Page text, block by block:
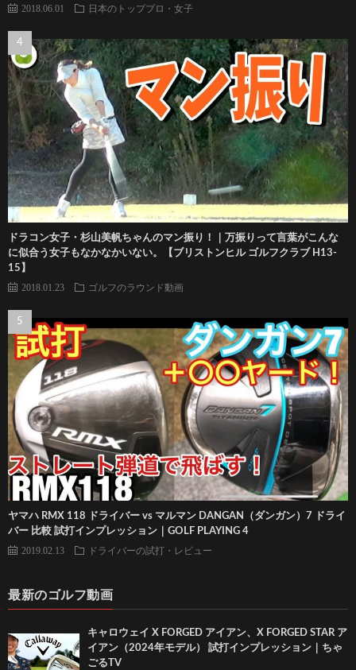
2018.06.01 日本のトッププロ・女子
ドラコン女子・杉山美帆ちゃんのマン振り！｜万振りって言葉がこんな
に似合う女子もなかなかいない。【ブリストンヒル ゴルフクラブ H13-
15】
2018.01.23 ゴルフのラウンド動画
ヤマハ RMX 118 ドライバー vs マルマン DANGAN（ダンガン）7 ドライ
バー 比較 試打インプレッション｜GOLF PLAYING 4
2019.02.13 ドライバーの試打・レビュー
最新のゴルフ動画
キャロウェイ X FORGED アイアン、X FORGED STAR ア
イアン（2024年モデル） 試打インプレッション｜ちゃ
ごるTV